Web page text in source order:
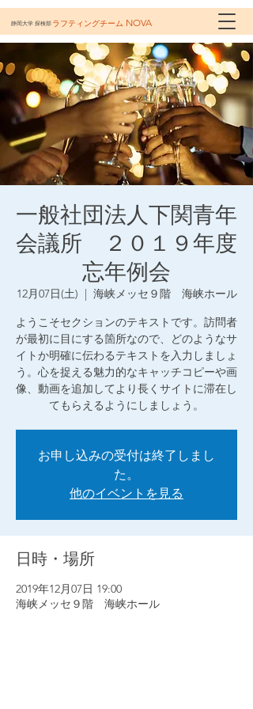
静岡大学 探検部 ラフティングチーム NOVA
一般社団法人下関青年
会議所 ２０１９年度
忘年例会
12月07日(土)
  |
海峡メッセ９階 海峡ホール
ようこそセクションのテキストです。訪問者
が最初に目にする箇所なので、どのようなサ
イトか明確に伝わるテキストを入力しましょ
う。心を捉える魅力的なキャッチコピーや画
像、動画を追加してより長くサイトに滞在し
てもらえるようにしましょう。
お申し込みの受付は終了しまし
た。
他のイベントを見る
日時・場所
2019年12月07日 19:00
海峡メッセ９階 海峡ホール